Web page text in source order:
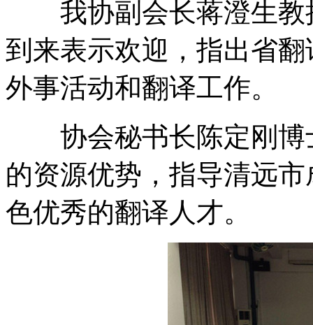
我协副会长蒋澄生教
到来表示欢迎，指出省
外事活动和翻译工作。
协会秘书长陈定刚博
的资源优势，指导清远
色优秀的翻译人才。